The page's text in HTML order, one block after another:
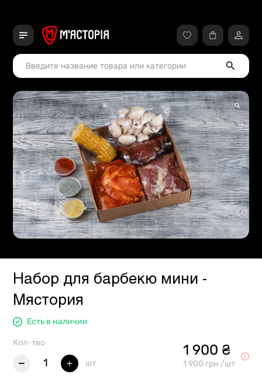
Набор для барбекю мини -
Мястория
Есть в наличии
Кол-тво
1 шт
1 900 ₴
1 900 грн /шт